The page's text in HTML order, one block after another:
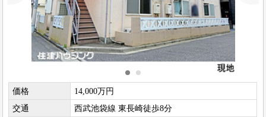
価格
14,000万円
交通
西武池袋線 東長崎徒歩8分